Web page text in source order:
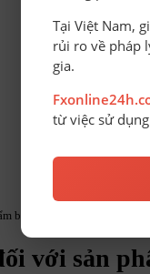
bán dẫn
với sản
Tại Việt Nam,
rủi ro về pháp
gia.
từ việc sử